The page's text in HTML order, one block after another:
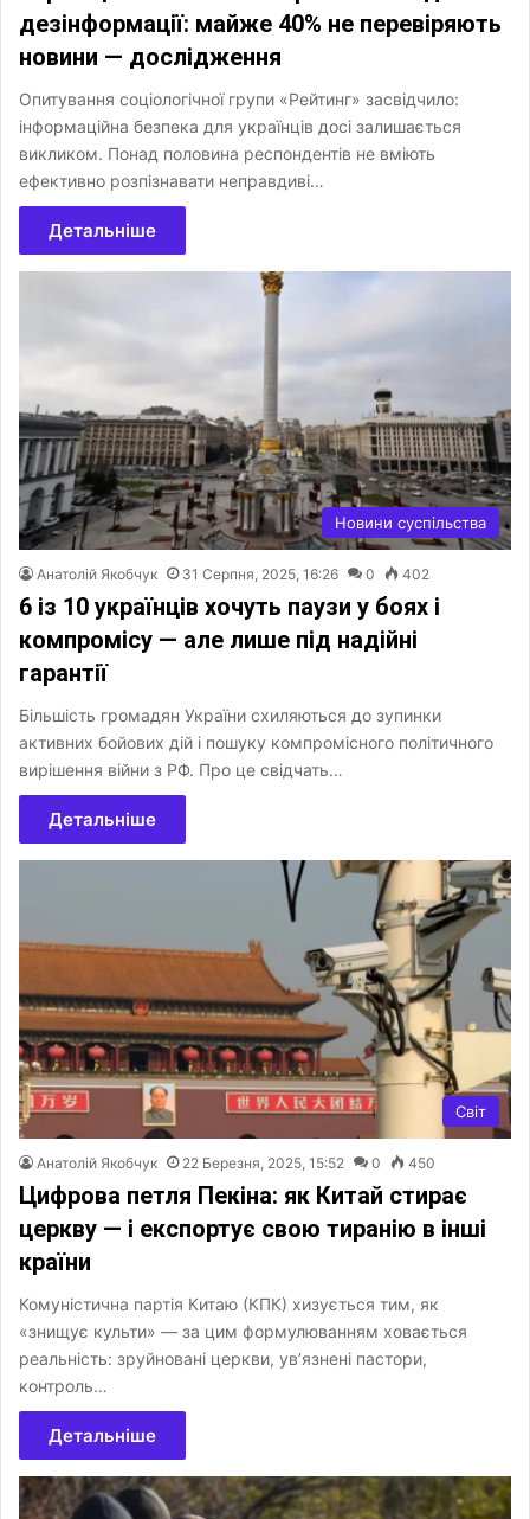
дезінформації: майже 40% не перевіряють
новини — дослідження
Опитування соціологічної групи «Рейтинг» засвідчило:
інформаційна безпека для українців досі залишається
викликом. Понад половина респондентів не вміють
ефективно розпізнавати неправдиві…
Детальніше
Новини суспільства
Анатолій Якобчук 31 Серпня, 2025, 16:26 0 402
6 із 10 українців хочуть паузи у боях і
компромісу — але лише під надійні
гарантії
Більшість громадян України схиляються до зупинки
активних бойових дій і пошуку компромісного політичного
вирішення війни з РФ. Про це свідчать…
Детальніше
Світ
Анатолій Якобчук 22 Березня, 2025, 15:52 0 450
Цифрова петля Пекіна: як Китай стирає
церкву — і експортує свою тиранію в інші
країни
Комуністична партія Китаю (КПК) хизується тим, як
«знищує культи» — за цим формулюванням ховається
реальність: зруйновані церкви, ув’язнені пастори,
контроль…
Детальніше